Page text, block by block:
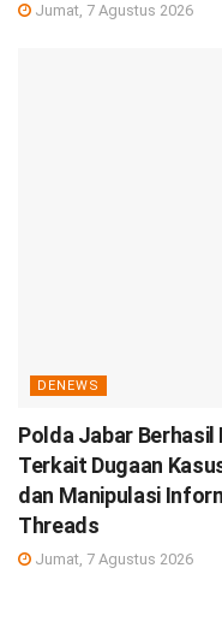
Jumat, 7 Agustus 2026
DENEWS
Polda Jabar Berhasil
Terkait Dugaan
dan Manipulasi
Threads
Jumat, 7 Agustus 2026